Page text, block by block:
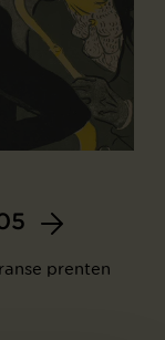
prenten